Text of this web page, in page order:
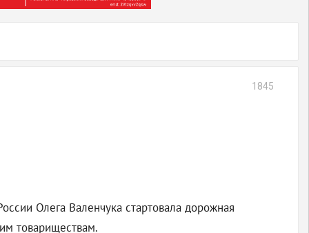
1845
Олега Валенчука стартовала дорожная
товариществам.